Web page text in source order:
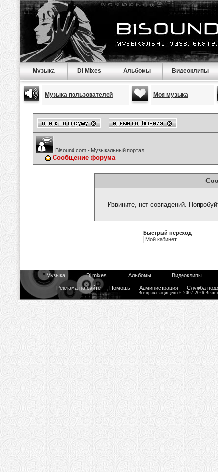
Музыка Dj Mixes Альбомы Видеоклипы
Музыка пользователей Моя музыка
Bisound.com - Музыкальный портал
Сообщение форума
Извините, нет совпадений.
Быстрый переход
Музыка Dj mixes Альбомы Видеоклипы
Реклама на сайте Помощь Администрация Служба
Все права защищены © 2007-2026